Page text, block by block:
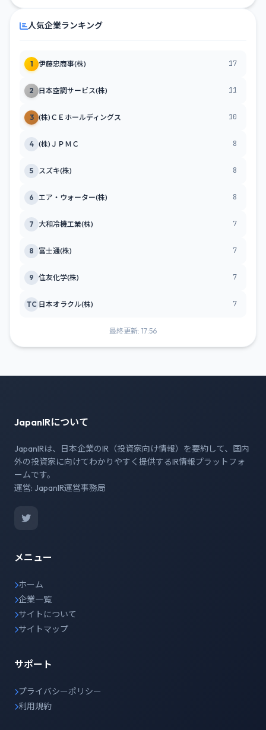
人気企業ランキング
1 伊藤忠商事(株) 17
2 日本空調サービス(株) 11
3 (株)ＣＥホールディングス 10
4 (株)ＪＰＭＣ 8
5 スズキ(株) 8
6 エア・ウォーター(株) 8
7 大和冷機工業(株) 7
8 富士通(株) 7
9 住友化学(株) 7
TC 日本オラクル(株) 7
最終更新: 17:56
JapanIRについて
JapanIRは、日本企業のIR（投資家向け情報）を要約して、国内
外の投資家に向けてわかりやすく提供するIR情報プラットフォ
ームです。
運営: JapanIR運営事務局
メニュー
ホーム
企業一覧
サイトについて
サイトマップ
サポート
プライバシーポリシー
利用規約